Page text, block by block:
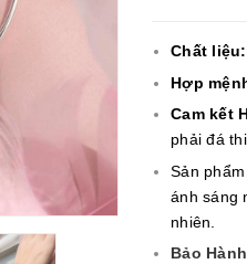
Chất liệu:
Hợp
Cam kết
phải đá
Sản
ánh sáng
nhiên.
Bảo